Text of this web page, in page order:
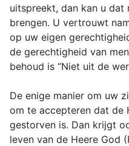
uitspreekt, dan kan u dat
brengen. U vertrouwt
op uw eigen
de gerechtigheid van
behoud is “Niet uit de
De enige manier om uw
om te accepteren dat de
gestorven is. Dan krijgt
leven van de Heere God